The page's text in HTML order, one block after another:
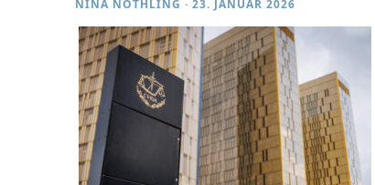
NINA NÖTHLING · 23. JANUAR 2026